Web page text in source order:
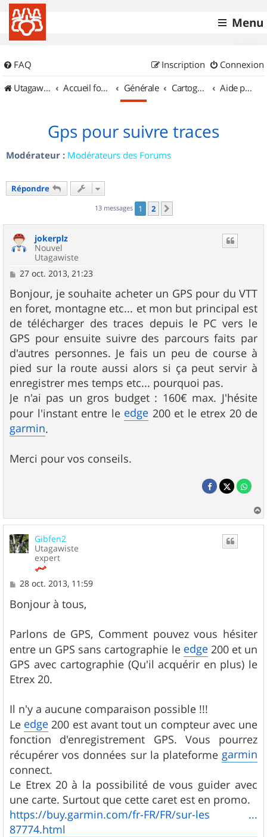
Menu
FAQ Connexion
Inscription
UtagawaVTT (Randos VTT et VTTAE avec traces GPS)
Accueil forum Générale Cartographie et GPS Aide pour l'achat d'un GPS
Gps pour suivre traces
Modérateur : Modérateurs des Forums
Répondre
13 messages 1 2
jokerplz
Nouvel
Utagawiste
M
s
s
a
g
e
27 oct. 2013, 21:23
Bonjour, je souhaite acheter un GPS pour du VTT
en foret, montagne etc... et mon but principal est
de télécharger des traces depuis le PC vers le
GPS pour ensuite suivre des parcours faits par
d'autres personnes. Je fais un peu de course à
pied sur la route aussi alors si ça peut servir à
enregistrer mes temps etc... pourquoi pas.
Je n'ai pas un gros budget : 160€ max. J'hésite
pour l'instant entre le edge 200 et le etrex 20 de
garmin.
Merci pour vos conseils.
a
Gibfen2
Utagawiste
expert
M
s
s
g
e
28 oct. 2013, 11:59
Bonjour à tous,
Parlons de GPS, Comment pouvez vous hésiter
entre un GPS sans cartographie le edge200 et un
GPS avec cartographie (Qu'il acquérir en plus) le
Etrex 20.
Il n'y a aucune comparaison possible !!!
Le edge 200 est avant tout un compteur avec une
fonction d'enregistrement GPS. Vous pourrez
récupérer vos données sur la plateforme garmin
connect.
Le Etrex 20 à la possibilité de vous guider avec
une carte. Surtout que cette caret est en promo.
https://buy.garmin.com/fr-FR/FR/sur-les ...
87774.html